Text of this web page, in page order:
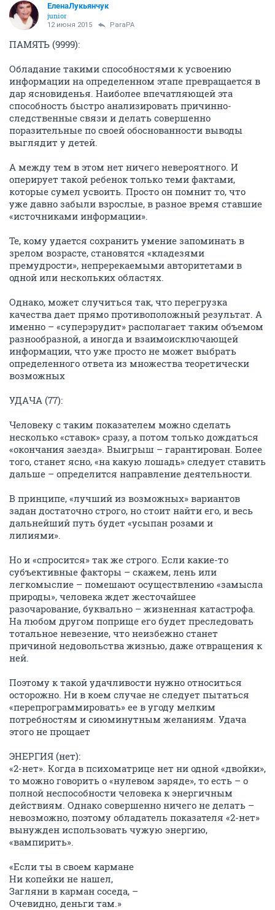
ЕленаЛукьянчук
junior
12 июня 2015 ParaPA
ПАМЯТЬ (9999):
Обладание такими способностями к усвоению
информации на определенном этапе превращается в
дар ясновиденья. Наиболее впечатляющей эта
способность быстро анализировать причинно-
следственные связи и делать совершенно
поразительные по своей обоснованности выводы
выглядит у детей.
А между тем в этом нет ничего невероятного. И
оперирует такой ребенок только теми фактами,
которые сумел усвоить. Просто он помнит то, что
уже давно забыли взрослые, в разное время ставшие
«источниками информации».
Те, кому удается сохранить умение запоминать в
зрелом возрасте, становятся «кладезями
премудрости», непререкаемыми авторитетами в
одной или нескольких областях.
Однако, может случиться так, что перегрузка
качества дает прямо противоположный результат. А
именно – «суперэрудит» располагает таким объемом
разнообразной, а иногда и взаимоисключающей
информации, что уже просто не может выбрать
определенного ответа из множества теоретически
возможных
УДАЧА (77):
Человеку с таким показателем можно сделать
несколько «ставок» сразу, а потом только дождаться
«окончания заезда». Выигрыш – гарантирован. Более
того, станет ясно, «на какую лошадь» следует ставить
дальше – определится направление деятельности.
В принципе, «лучший из возможных» вариантов
задан достаточно строго, но стоит найти его, и весь
дальнейший путь будет «усыпан розами и
лилиями».
Но и «спросится» так же строго. Если какие-то
субъективные факторы – скажем, лень или
легкомыслие – помешают осуществлению «замысла
природы», человека ждет жесточайшее
разочарование, буквально – жизненная катастрофа.
На любом другом поприще его будет преследовать
тотальное невезение, что неизбежно станет
причиной недовольства жизнью, даже отвращения к
ней.
Поэтому к такой удачливости нужно относиться
осторожно. Ни в коем случае не следует пытаться
«перепрограммировать» ее в угоду мелким
потребностям и сиюминутным желаниям. Удача
этого не прощает
ЭНЕРГИЯ (нет):
«2-нет». Когда в психоматрице нет ни одной «двойки»,
то можно говорить о «нулевом заряде», то есть – о
полной неспособности человека к энергичным
действиям. Однако совершенно ничего не делать –
невозможно, поэтому обладатель показателя «2-нет»
вынужден использовать чужую энергию,
«вампирить».
«Если ты в своем кармане
Ни копейки не нашел,
Загляни в карман соседа, –
Очевидно, деньги там.»